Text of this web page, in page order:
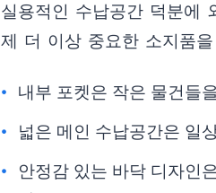
실용적인 수납공간 덕분에
제 더 이상 중요한 소지품
내부 포켓은 작은 물건들
넓은 메인 수납공간은 일
안정감 있는 바닥 디자인